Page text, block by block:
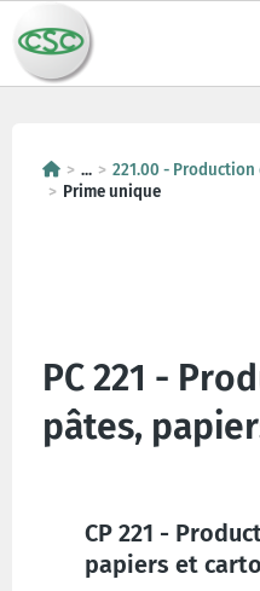
...
221.00 - Production
Prime unique
PC 221 -
pâtes,
CP 221 -
papiers et